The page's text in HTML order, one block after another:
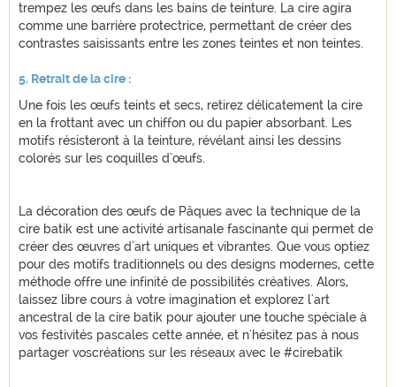
trempez les œufs dans les bains de teinture. La cire agira
comme une barrière protectrice, permettant de créer des
contrastes saisissants entre les zones teintes et non teintes.
5. Retrait de la cire :
Une fois les œufs teints et secs, retirez délicatement la cire
en la frottant avec un chiffon ou du papier absorbant. Les
motifs résisteront à la teinture, révélant ainsi les dessins
colorés sur les coquilles d'œufs.
La décoration des œufs de Pâques avec la technique de la
cire batik est une activité artisanale fascinante qui permet de
créer des œuvres d'art uniques et vibrantes. Que vous optiez
pour des motifs traditionnels ou des designs modernes, cette
méthode offre une infinité de possibilités créatives. Alors,
laissez libre cours à votre imagination et explorez l'art
ancestral de la cire batik pour ajouter une touche spéciale à
vos festivités pascales cette année, et n'hésitez pas à nous
partager voscréations sur les réseaux avec le #cirebatik